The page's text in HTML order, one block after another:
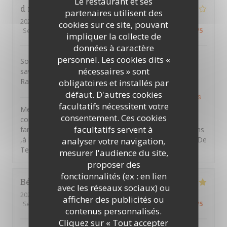
partenaires utilisent des
cookies sur ce site, pouvant
impliquer la collecte de
données à caractère
personnel. Les cookies dits «
nécessaires » sont
obligatoires et installés par
défaut. D'autres cookies
facultatifs nécessitent votre
consentement. Ces cookies
facultatifs servent à
analyser votre navigation,
mesurer l'audience du site,
proposer des
fonctionnalités (ex : en lien
avec les réseaux sociaux) ou
afficher des publicités ou
contenus personnalisés.
Cliquez sur « Tout accepter
d mikael
2026-07-22
- 19:15 - Couverts 4
Service
/5 Ambiance: 4/5 Cuisine 4/5 Qualité / Prix /5
Soirée très agréable en semaine. Plats originaux et
savoureux. Un service plein de jeunesse et de vécu.
Rapport qualité prix honnête. À découvrir.
PTITS VENTRES DE TERRE a répondu à cet avis
Merci Mikael d'avoir pris le temps de laisser un
commentaire ,nous souhaitons vous retrouver en
famille entre amis et partager des moments d'émotions
,à la vendéennes . A bientôt au sein des P'tits Ventres De
Terre. Amitiés Vendéennes
Béatrice A
2026-07-13
- 20:00 - Couverts 2
Service
Ambiance :5/5 Cuisine:5/5 Qualité / Prix /5